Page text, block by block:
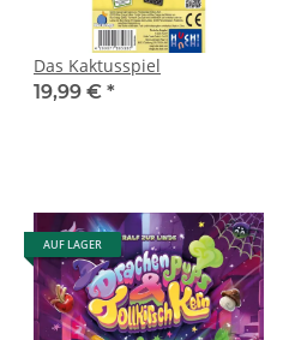
Das Kaktusspiel
19,99 € *
AUF LAGER